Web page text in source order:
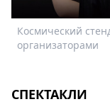
Звезды
Выборы
Metro
Космический
организаторами
СПЕКТАКЛИ